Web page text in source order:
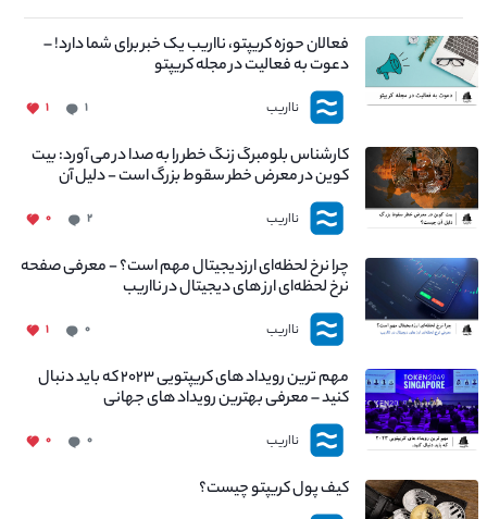
فعالان حوزه کریپتو، نااریب یک خبر برای شما دارد! –
دعوت به فعالیت در مجله کریپتو
نااریب ۱ ۱
کارشناس بلومبرگ زنگ خطر را به صدا در می آورد: بیت
کوین در معرض خطر سقوط بزرگ است - دلیل آن
چیست؟
نااریب ۲ ۰
چرا نرخ لحظه‌ای ارزدیجیتال مهم است؟ - معرفی صفحه
نرخ لحظه‌ای ارز های دیجیتال در نااریب
نااریب ۰ ۱
مهم ترین رویداد های کریپتویی ۲۰۲۳ که باید دنبال
کنید – معرفی بهترین رویداد های جهانی
نااریب ۰ ۰
کیف پول کریپتو چیست؟